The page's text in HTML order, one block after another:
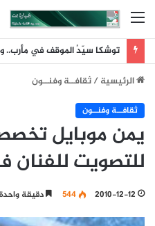
القائمة
توشكا سيّدُ الموقف في مأرب..
الرئيسية/ثقافــة وفنــون
ثقافــة وفنــون
للتصويت للفنان
2010-12-12
544 دقيقة واحدة